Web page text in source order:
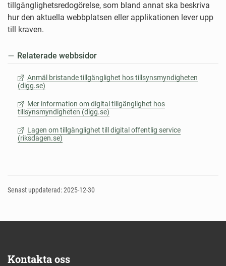
tillgänglighetsredogörelse, som bland annat ska beskriva
hur den aktuella webbplatsen eller applikationen lever upp
till kraven.
Relaterade webbsidor
Anmäl bristande tillgänglighet hos tillsynsmyndigheten
(digg.se)
Mer information om digital tillgänglighet hos
tillsynsmyndigheten (digg.se)
Lagen om tillgänglighet till digital offentlig service
(riksdagen.se)
Senast uppdaterad: 2025-12-30
Kontakta oss